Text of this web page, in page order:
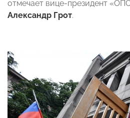
отмечает вице-президент
Александр Грот.